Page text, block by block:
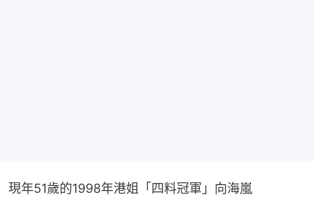
現年51歲的1998年港姐「四料冠軍」向海嵐